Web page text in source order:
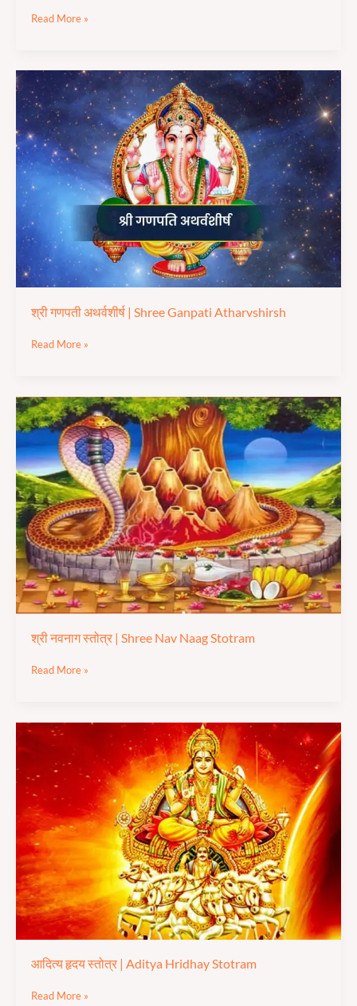
Read More »
श्री गणपती अथर्वशीर्ष | Shree Ganpati Atharvshirsh
श्री
गणपती
अथर्वशीर्ष
|
Shree Ganpati
Atharvshirsh
Read More »
श्री नवनाग स्तोत्र | Shree Nav Naag Stotram
श्री
नवनाग
|
Shree
Nav
Naag
Stotram
Read More »
आदित्य हृदय स्तोत्र | Aditya Hridhay Stotram
आदित्य
|
Aditya
Hridhay
Stotram
Read More »